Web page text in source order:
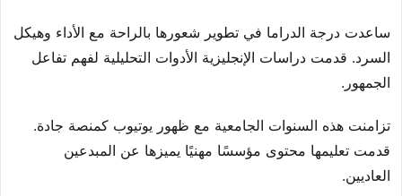
ساعدت درجة الدراما في تطوير شعورها بالراحة مع الأداء وهيكل
السرد. قدمت دراسات الإنجليزية الأدوات التحليلية لفهم تفاعل
الجمهور.
تزامنت هذه السنوات الجامعية مع ظهور يوتيوب كمنصة جادة.
قدمت تعليمها محتوى مؤسسًا مهنيًا يميزها عن المبدعين
العاديين.